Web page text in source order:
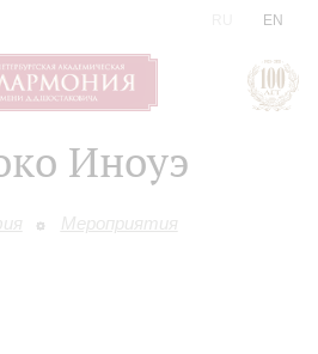
EN
Иноуэ
Мероприятия